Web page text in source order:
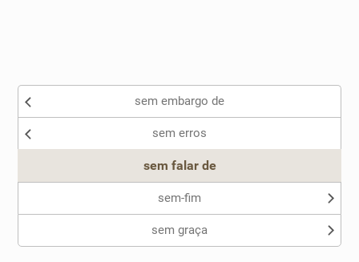
Caça-palavras
sem embargo de
sem erros
sem falar de
sem-fim
sem graça